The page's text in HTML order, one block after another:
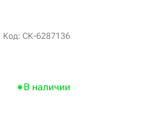
Код: СК-6287136
В наличии